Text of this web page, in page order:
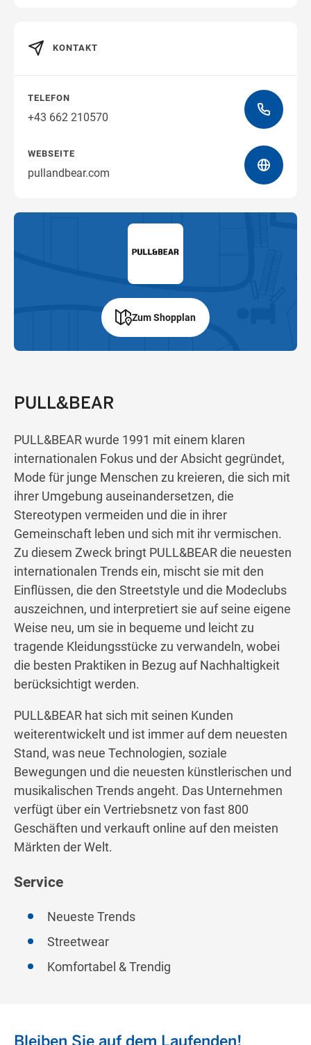
PULL&BEAR
PULL&BEAR wurde 1991 mit einem klaren
internationalen Fokus und der Absicht gegründet,
Mode für junge Menschen zu kreieren, die sich mit
ihrer Umgebung auseinandersetzen, die
Stereotypen vermeiden und die in ihrer
Gemeinschaft leben und sich mit ihr vermischen.
Zu diesem Zweck bringt PULL&BEAR die neuesten
internationalen Trends ein, mischt sie mit den
Einflüssen, die den Streetstyle und die Modeclubs
auszeichnen, und interpretiert sie auf seine eigene
Weise neu, um sie in bequeme und leicht zu
tragende Kleidungsstücke zu verwandeln, wobei
die besten Praktiken in Bezug auf Nachhaltigkeit
berücksichtigt werden.
PULL&BEAR hat sich mit seinen Kunden
weiterentwickelt und ist immer auf dem neuesten
Stand, was neue Technologien, soziale
Bewegungen und die neuesten künstlerischen und
musikalischen Trends angeht. Das Unternehmen
verfügt über ein Vertriebsnetz von fast 800
Geschäften und verkauft online auf den meisten
Märkten der Welt.
Service
Neueste Trends
Streetwear
Komfortabel & Trendig
KONTAKT
TELEFON
+43 662 210570
WEBSEITE
pullandbear.com
Zum Shopplan